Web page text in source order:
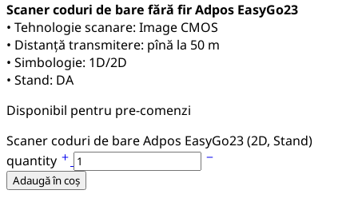
Scaner coduri de bare fără fir Adpos EasyGo23
• Tehnologie scanare: Image CMOS
• Distanță transmitere: pînă la 50 m
• Simbologie: 1D/2D
• Stand: DA
Disponibil pentru pre-comenzi
Scaner coduri de bare Adpos EasyGo23 (2D, Stand)
quantity
Adaugă în coș